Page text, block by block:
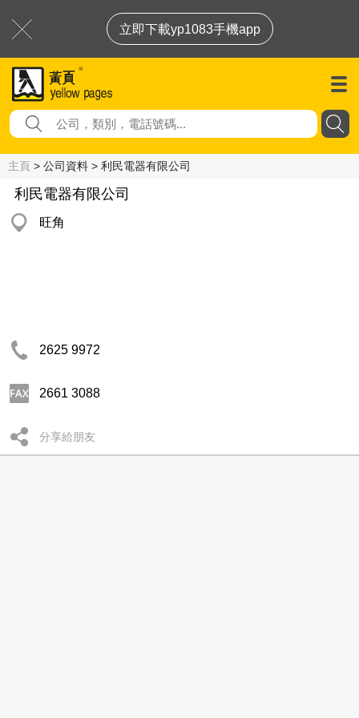
立即下載yp1083手機app
主頁 > 公司資料 > 利民電器有限公司
利民電器有限公司
旺角
2625 9972
2661 3088
分享給朋友